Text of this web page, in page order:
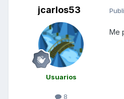
jcarlos53
Usuarios
8
Me